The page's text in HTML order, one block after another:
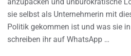
sie selbst als Unternehmerin mit
Politik gekommen ist und was sie
schreiben ihr auf WhatsApp …